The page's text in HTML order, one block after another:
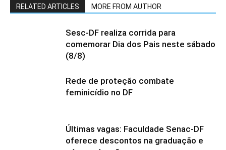
RELATED ARTICLES MORE FROM AUTHOR
Sesc-DF realiza corrida para
comemorar Dia dos Pais neste sábado
(8/8)
Rede de proteção combate
feminicídio no DF
Últimas vagas: Faculdade Senac-DF
oferece descontos na graduação e